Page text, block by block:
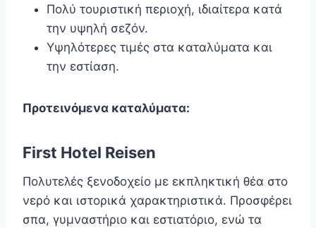
Πολύ τουριστική περιοχή, ιδιαίτερα κατά
την υψηλή σεζόν.
Υψηλότερες τιμές στα καταλύματα και
την εστίαση.
Προτεινόμενα καταλύματα:
First Hotel Reisen
Πολυτελές ξενοδοχείο με εκπληκτική θέα στο
νερό και ιστορικά χαρακτηριστικά. Προσφέρει
σπα, γυμναστήριο και εστιατόριο, ενώ τα